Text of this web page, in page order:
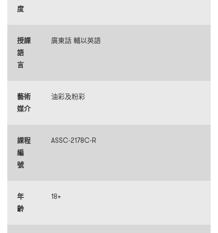
度
授課
語
言
廣東話 輔以英語
藝術
媒介
油彩及粉彩
課程
編
號
ASSC-2178C-R
年
齡
18+